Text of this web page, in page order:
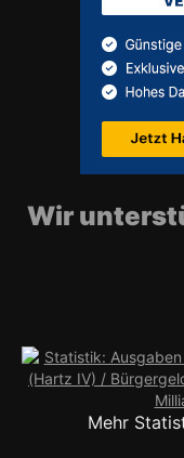
Wir
Mehr